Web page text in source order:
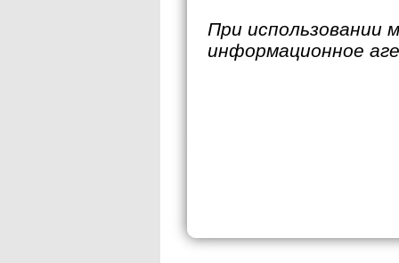
При использовании
информационное